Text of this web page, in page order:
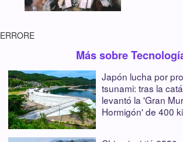
ERRORE
Más sobre
Japón lucha por
tsunami: tras la
levantó la 'Gran
Hormigón' de 400